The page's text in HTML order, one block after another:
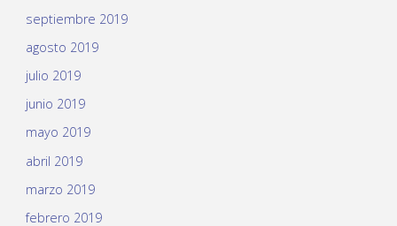
septiembre 2019
agosto 2019
julio 2019
junio 2019
mayo 2019
abril 2019
marzo 2019
febrero 2019